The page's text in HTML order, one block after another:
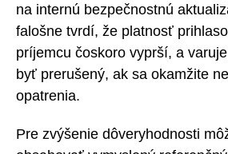
na internú bezpečnostnú
falošne tvrdí, že platnosť
príjemcu čoskoro vyprší, a
byť prerušený, ak sa okamžite
opatrenia.
Pre zvýšenie dôveryhodnosti